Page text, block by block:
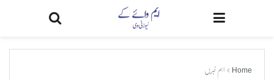
Home اہم خبریں